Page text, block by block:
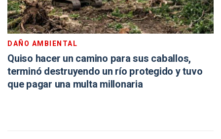
DAÑO AMBIENTAL
Quiso hacer un camino para sus caballos,
terminó destruyendo un río protegido y tuvo
que pagar una multa millonaria